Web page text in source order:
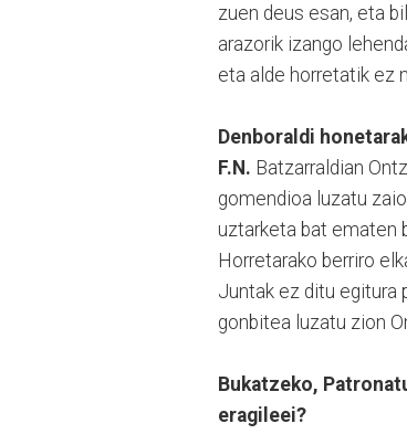
zuen deus esan, eta
arazorik izango
eta alde horretatik ez
Denboraldi
F.N. Batzarraldian
gomendioa luzatu
uztarketa bat ematen
Horretarako berriro
Juntak ez ditu egitura
gonbitea luzatu zion
Bukatzeko,
eragileei?